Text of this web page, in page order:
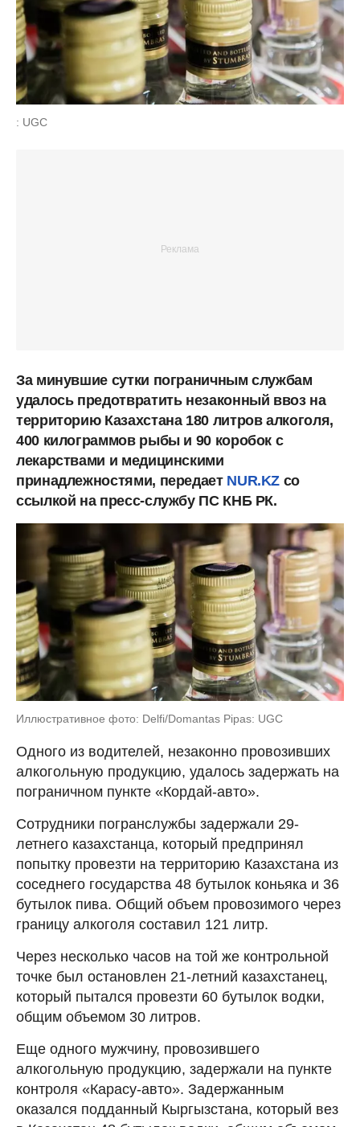
: UGC
За минувшие сутки пограничным службам
удалось предотвратить незаконный ввоз на
территорию Казахстана 180 литров алкоголя,
400 килограммов рыбы и 90 коробок с
лекарствами и медицинскими
принадлежностями, передает NUR.KZ со
ссылкой на пресс-службу ПС КНБ РК.
Иллюстративное фото: Delfi/Domantas Pipas: UGC
Одного из водителей, незаконно провозивших
алкогольную продукцию, удалось задержать на
пограничном пункте «Кордай-авто».
Сотрудники погранслужбы задержали 29-
летнего казахстанца, который предпринял
попытку провезти на территорию Казахстана из
соседнего государства 48 бутылок коньяка и 36
бутылок пива. Общий объем провозимого через
границу алкоголя составил 121 литр.
Через несколько часов на той же контрольной
точке был остановлен 21-летний казахстанец,
который пытался провезти 60 бутылок водки,
общим объемом 30 литров.
Еще одного мужчину, провозившего
алкогольную продукцию, задержали на пункте
контроля «Карасу-авто». Задержанным
оказался подданный Кыргызстана, который вез